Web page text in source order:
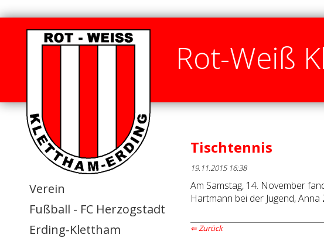
Rot-Weiß
Tischtennis
19.11.2015 16:38
Am Samstag, 14. November
Hartmann bei der Jugend,
Zurück
Verein
Fußball - FC Herzogstadt
Erding-Klettham